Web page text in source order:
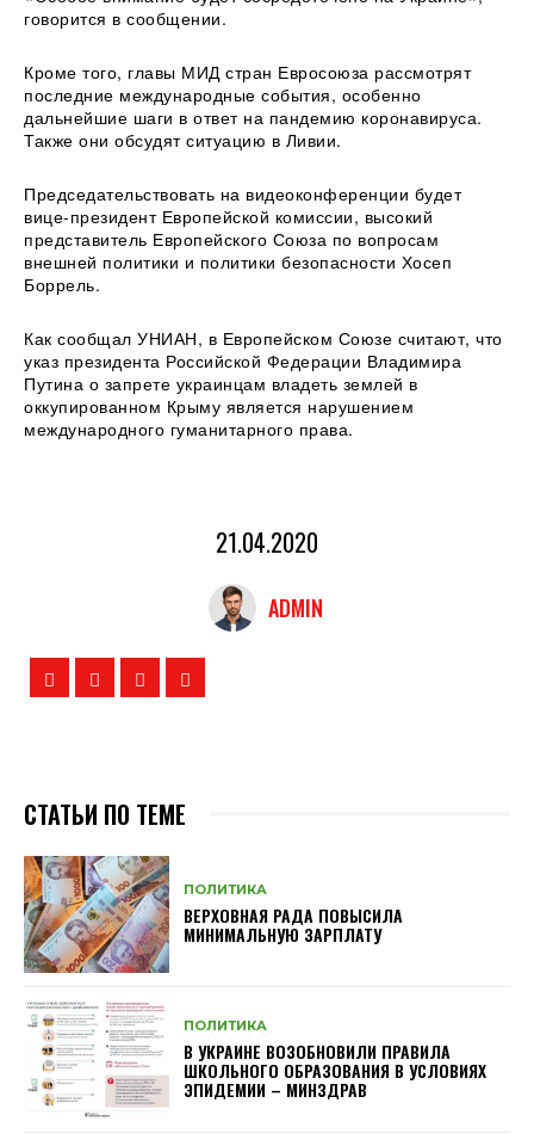
говорится в сообщении.
Кроме того, главы МИД стран Евросоюза рассмотрят
последние международные события, особенно
дальнейшие шаги в ответ на пандемию коронавируса.
Также они обсудят ситуацию в Ливии.
Председательствовать на видеоконференции будет
вице-президент Европейской комиссии, высокий
представитель Европейского Союза по вопросам
внешней политики и политики безопасности Хосеп
Боррель.
Как сообщал УНИАН, в Европейском Союзе считают, что
указ президента Российской Федерации Владимира
Путина о запрете украинцам владеть землей в
оккупированном Крыму является нарушением
международного гуманитарного права.
21.04.2020
ADMIN
СТАТЬИ ПО ТЕМЕ
ПОЛИТИКА
ВЕРХОВНАЯ РАДА ПОВЫСИЛА
МИНИМАЛЬНУЮ ЗАРПЛАТУ
ПОЛИТИКА
В УКРАИНЕ ВОЗОБНОВИЛИ ПРАВИЛА
ШКОЛЬНОГО ОБРАЗОВАНИЯ В УСЛОВИЯХ
ЭПИДЕМИИ – МИНЗДРАВ